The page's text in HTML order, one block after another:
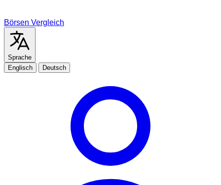
Börsen Vergleich
Sprache
Englisch
Deutsch